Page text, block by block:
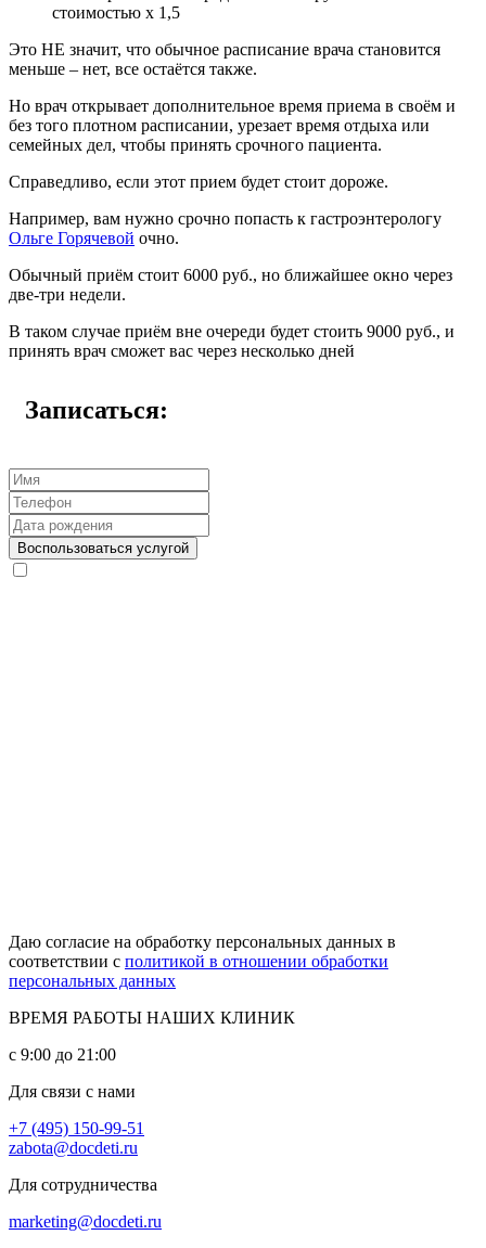
стоимостью х 1,5
Это НЕ значит, что обычное расписание врача становится
меньше – нет, все остаётся также.
Но врач открывает дополнительное время приема в своём и
без того плотном расписании, урезает время отдыха или
семейных дел, чтобы принять срочного пациента.
Справедливо, если этот прием будет стоит дороже.
Например, вам нужно срочно попасть к гастроэнтерологу
Ольге Горячевой очно.
Обычный приём стоит 6000 руб., но ближайшее окно через
две-три недели.
В таком случае приём вне очереди будет стоить 9000 руб., и
принять врач сможет вас через несколько дней
Записаться:
Даю согласие на обработку персональных данных в
соответствии с политикой в отношении обработки
персональных данных
ВРЕМЯ РАБОТЫ НАШИХ КЛИНИК
с 9:00 до 21:00
Для связи с нами
+7 (495) 150-99-51
zabota@docdeti.ru
Для сотрудничества
marketing@docdeti.ru